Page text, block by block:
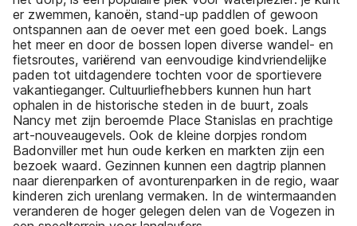
er zwemmen, kanoën, stand-up paddlen of gewoon
ontspannen aan de oever met een goed boek. Langs
het meer en door de bossen lopen diverse wandel- en
fietsroutes, variërend van eenvoudige kindvriendelijke
paden tot uitdagendere tochten voor de sportievere
vakantieganger. Cultuurliefhebbers kunnen hun hart
ophalen in de historische steden in de buurt, zoals
Nancy met zijn beroemde Place Stanislas en prachtige
art-nouveaugevels. Ook de kleine dorpjes rondom
Badonviller met hun oude kerken en markten zijn een
bezoek waard. Gezinnen kunnen een dagtrip plannen
naar dierenparken of avonturenparken in de regio, waar
kinderen zich urenlang vermaken. In de wintermaanden
veranderen de hoger gelegen delen van de Vogezen in